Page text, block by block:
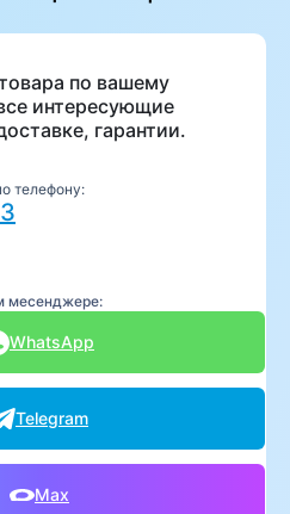
по вашему
интересующие
гарантии.
телефону:
месенджере:
WhatsApp
Telegram
Max